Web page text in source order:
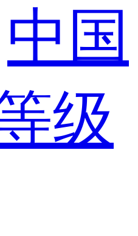
中国
级